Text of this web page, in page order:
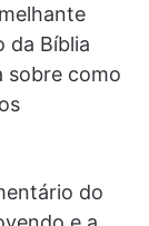
da Bíblia
sobre como
do